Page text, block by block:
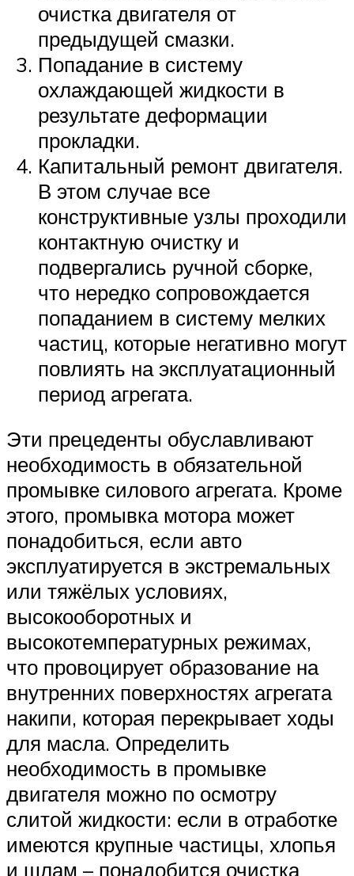
очистка двигателя от
предыдущей смазки.
Попадание в систему
охлаждающей жидкости в
результате деформации
прокладки.
Капитальный ремонт двигателя.
В этом случае все
конструктивные узлы проходили
контактную очистку и
подвергались ручной сборке,
что нередко сопровождается
попаданием в систему мелких
частиц, которые негативно могут
повлиять на эксплуатационный
период агрегата.
Эти прецеденты обуславливают
необходимость в обязательной
промывке силового агрегата. Кроме
этого, промывка мотора может
понадобиться, если авто
эксплуатируется в экстремальных
или тяжёлых условиях,
высокооборотных и
высокотемпературных режимах,
что провоцирует образование на
внутренних поверхностях агрегата
накипи, которая перекрывает ходы
для масла. Определить
необходимость в промывке
двигателя можно по осмотру
слитой жидкости: если в отработке
имеются крупные частицы, хлопья
и шлам – понадобится очистка